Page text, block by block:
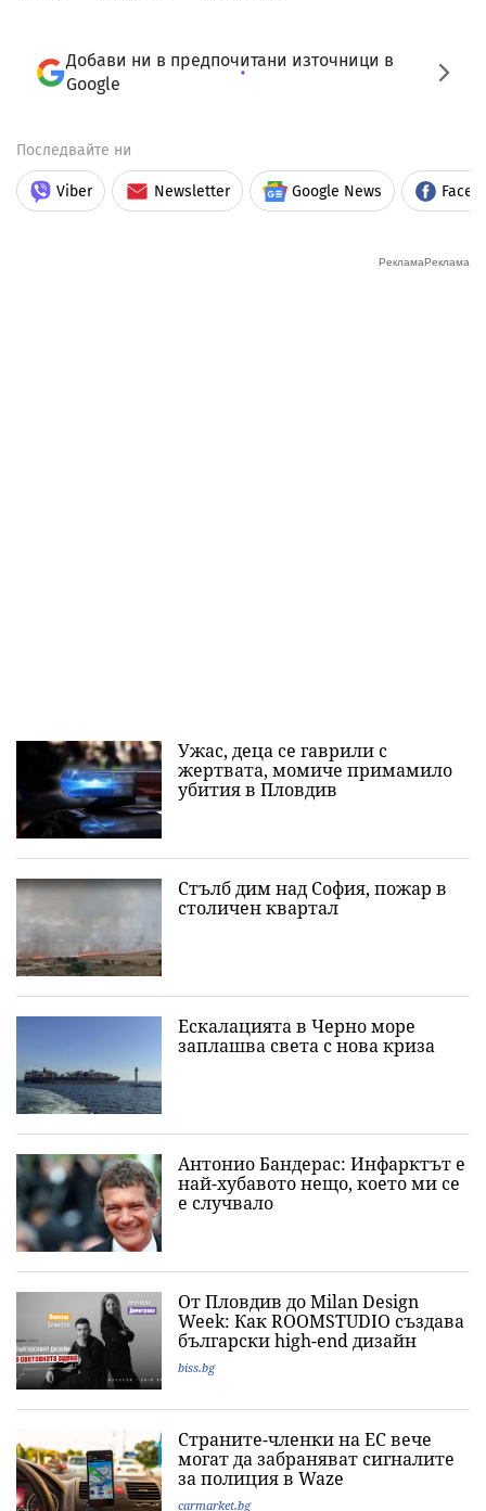
Добави ни в предпочитани източници в
Google
Последвайте ни
Viber Newsletter Google News
Ужас, деца се гаврили с
жертвата, момиче примамило
убития в Пловдив
Стълб дим над София, пожар в
столичен квартал
Ескалацията в Черно море
заплашва света с нова криза
Антонио Бандерас: Инфарктът е
най-хубавото нещо, което ми се
е случвало
От Пловдив до Milan Design
Week: Как ROOMSTUDIO създава
български high-end дизайн
biss.bg
Страните-членки на ЕС вече
могат да забраняват сигналите
за полиция в Waze
carmarket.bg